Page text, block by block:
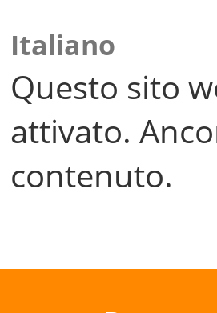
Italiano
Questo sito
attivato.
contenuto.